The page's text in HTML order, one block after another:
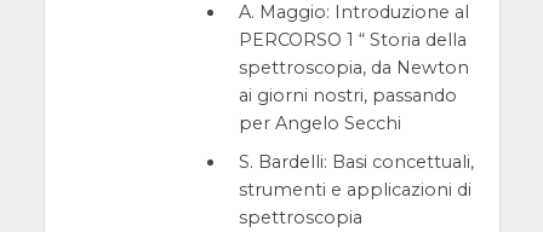
A. Maggio: Introduzione al
PERCORSO 1 “ Storia della
spettroscopia, da Newton
ai giorni nostri, passando
per Angelo Secchi
S. Bardelli: Basi concettuali,
strumenti e applicazioni di
spettroscopia